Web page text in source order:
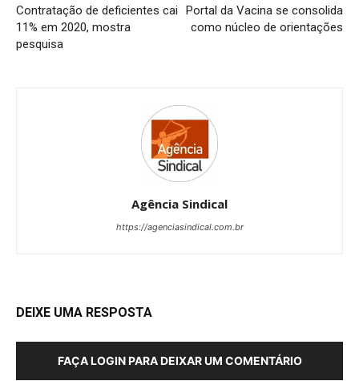
Contratação de deficientes cai
11% em 2020, mostra
pesquisa
Portal da Vacina se consolida
como núcleo de orientações
Agência Sindical
https://agenciasindical.com.br
DEIXE UMA RESPOSTA
FAÇA LOGIN PARA DEIXAR UM COMENTÁRIO